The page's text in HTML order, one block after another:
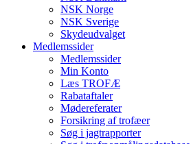
NSK Norge
NSK Sverige
Skydeudvalget
Medlemssider
Medlemssider
Min Konto
Læs TROFÆ
Rabataftaler
Mødereferater
Forsikring af trofæer
Søg i jagtrapporter